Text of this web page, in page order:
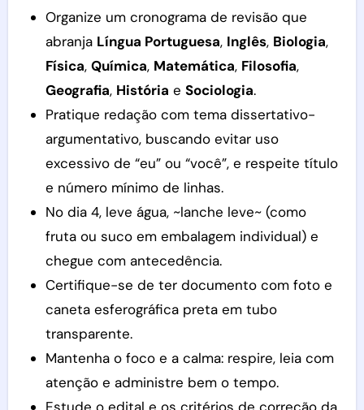
Organize um cronograma de revisão que
abranja Língua Portuguesa, Inglês, Biologia,
Física, Química, Matemática, Filosofia,
Geografia, História e Sociologia.
Pratique redação com tema dissertativo-
argumentativo, buscando evitar uso
excessivo de “eu” ou “você”, e respeite título
e número mínimo de linhas.
No dia 4, leve água, ~lanche leve~ (como
fruta ou suco em embalagem individual) e
chegue com antecedência.
Certifique-se de ter documento com foto e
caneta esferográfica preta em tubo
transparente.
Mantenha o foco e a calma: respire, leia com
atenção e administre bem o tempo.